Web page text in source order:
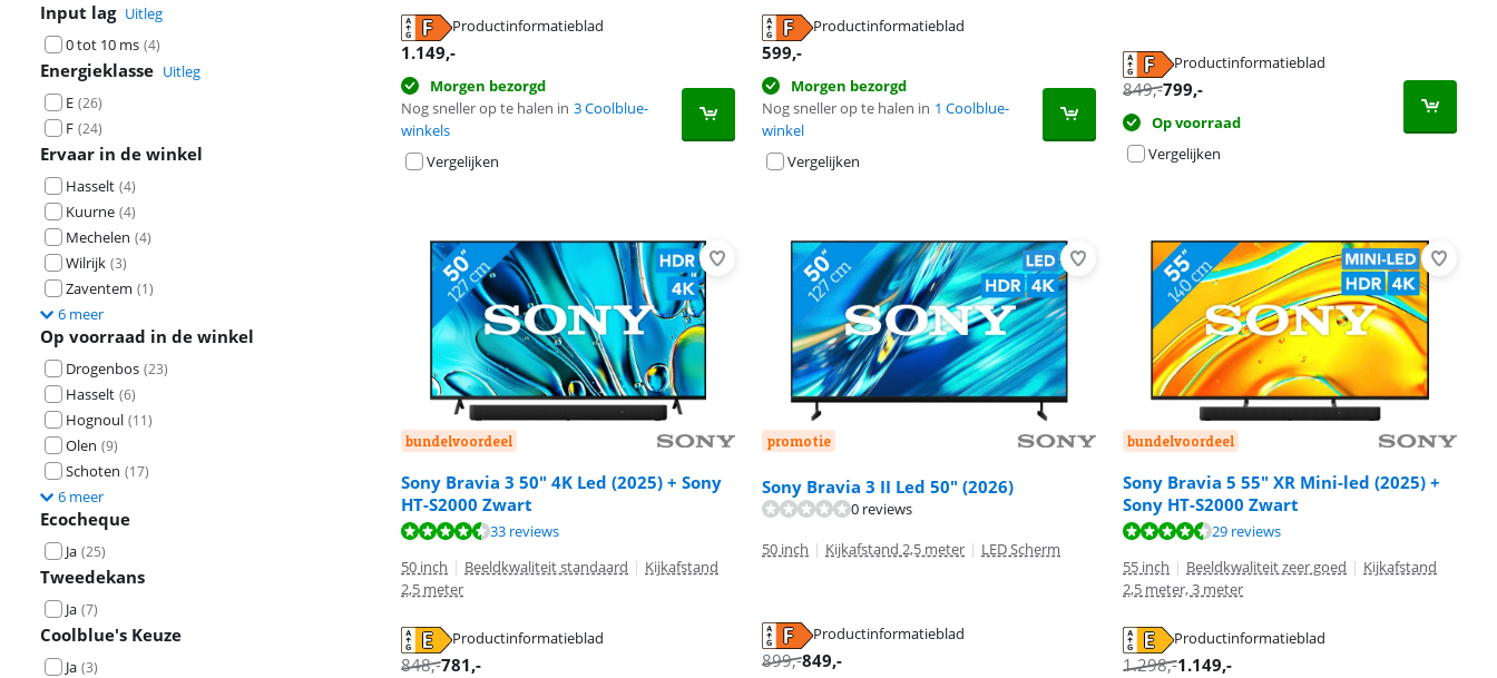
Input lag Uitleg
0 tot 10 ms (4)
Energieklasse Uitleg
E (26)
F (24)
Ervaar in de winkel
Hasselt (4)
Kuurne (4)
Mechelen (4)
Wilrijk (3)
Zaventem (1)
6 meer
Op voorraad in de winkel
Drogenbos (23)
Hasselt (6)
Hognoul (11)
Olen (9)
Schoten (17)
6 meer
Ecocheque
Ja (25)
Tweedekans
Ja (7)
Coolblue's Keuze
Ja (3)
Productinformatieblad
opent in nieuw tabblad
1.149,-
Morgen bezorgd
Nog sneller op te halen in 3 Coolblue-
winkels
Vergelijken
Productinformatieblad
opent in nieuw tabblad
599,-
Morgen bezorgd
Nog sneller op te halen in 1 Coolblue-
winkel
Vergelijken
Productinformatieblad
opent in nieuw tabblad
849,-799,-
Op voorraad
Vergelijken
bundelvoordeel
Sony Bravia 3 50" 4K Led (2025) + Sony
HT-S2000 Zwart
Beoordeling is 8,6 van de 10, gebaseerd op 33 reviews.
33 reviews
50 inch | Beeldkwaliteit standaard | Kijkafstand
2,5 meter
Productinformatieblad
opent in nieuw tabblad
848,-781,-
promotie
Sony Bravia 3 II Led 50" (2026)
0 reviews
50 inch | Kijkafstand 2,5 meter | LED Scherm
Productinformatieblad
opent in nieuw tabblad
899,-849,-
bundelvoordeel
Sony Bravia 5 55" XR Mini-led (2025) +
Sony HT-S2000 Zwart
Beoordeling is 9,0 van de 10, gebaseerd op 29 reviews.
29 reviews
55 inch | Beeldkwaliteit zeer goed | Kijkafstand
2,5 meter, 3 meter
Productinformatieblad
opent in nieuw tabblad
1.298,-1.149,-